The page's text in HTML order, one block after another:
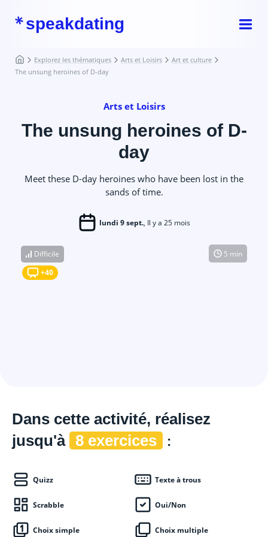
speakdating
Explorez les thématiques Arts et Loisirs
Art et culture
The unsung heroines of D-day
Arts et Loisirs
The unsung heroines of D-
day
Meet these D-day heroines who have been lost in the
sands of time.
lundi 9 sept., Il y a 25 mois
Difficile
+40
5 min
Dans cette activité, réalisez
jusqu'à 8 exercices :
Quizz Texte à trous
Scrabble Oui/Non
Choix simple Choix multiple